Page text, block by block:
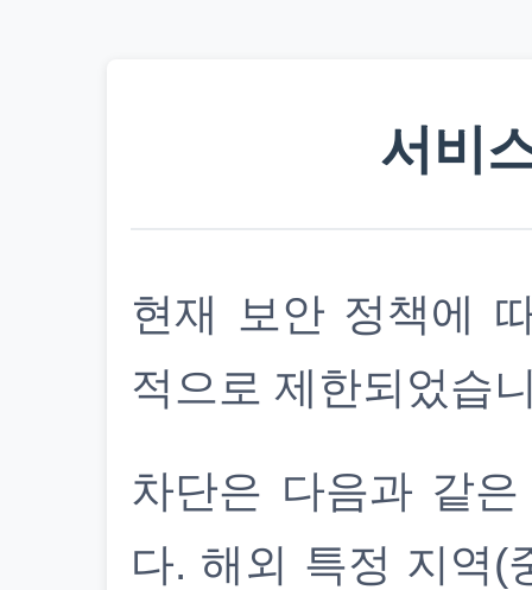
서비
현재 보안 정책에
적으로 제한되었습
차단은 다음과 같
다. 해외 특정 지역(